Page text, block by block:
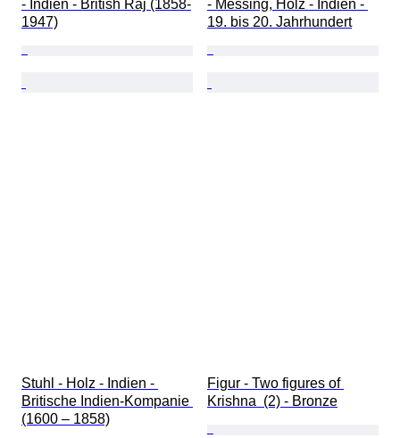
- Indien - British Raj (1858-
1947)
- Messing, Holz - Indien -
19. bis 20. Jahrhundert
Stuhl - Holz - Indien -
Britische Indien-Kompanie
(1600 – 1858)
Figur - Two figures of
Krishna  (2) - Bronze